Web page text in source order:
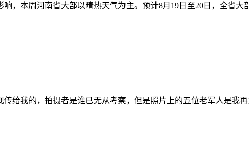
，本周河南省大部以晴热天气为主。预计8月19日至20日，全省
给我的，拍摄者是谁已无从考察，但是照片上的五位老军人是我